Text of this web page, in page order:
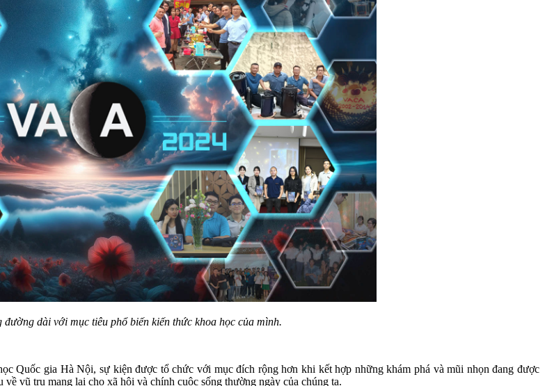
dài với mục tiêu phổ biến kiến thức khoa học của mình.
Quốc gia Hà Nội, sự kiện được tổ chức với mục đích rộng hơn khi kết hợp những khám phá và mũi nhọn đang được
vũ trụ mang lại cho xã hội và chính cuộc sống thường ngày của chúng ta.